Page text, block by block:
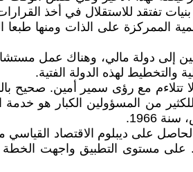
تفتقد للاستقلال في أخذ
الاقتصادية لمصر العربية ( 1957/ 1960) توجه سمير أمين
مع رؤى سمير أمين. صحيح
من المسؤولين الكبار هو خدمة
1966.
على ديبلوم الاقتصاد القياسي
مستوى التطبيق واجهت الخطة